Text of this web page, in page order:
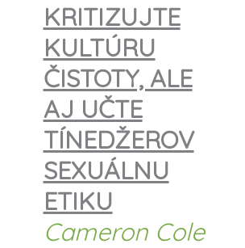
KRITIZUJTE
KULTÚRU
ČISTOTY, ALE
AJ UČTE
TÍNEDŽEROV
SEXUÁLNU
ETIKU
Cameron Cole